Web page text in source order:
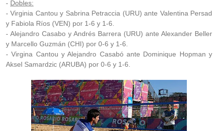
- Dobles:
- Virginia Cantou y Sabrina Petraccia (URU) ante Valentina Persad
y Fabiola Ríos (VEN) por 1-6 y 1-6.
- Alejandro Casabo y Andrés Barrera (URU) ante Alexander Beller
y Marcello Guzmán (CHI) por 0-6 y 1-6.
- Virgina Cantou y Alejandro Casabó ante Dominique Hopman y
Aksel Samardzic (ARUBA) por 0-6 y 1-6.